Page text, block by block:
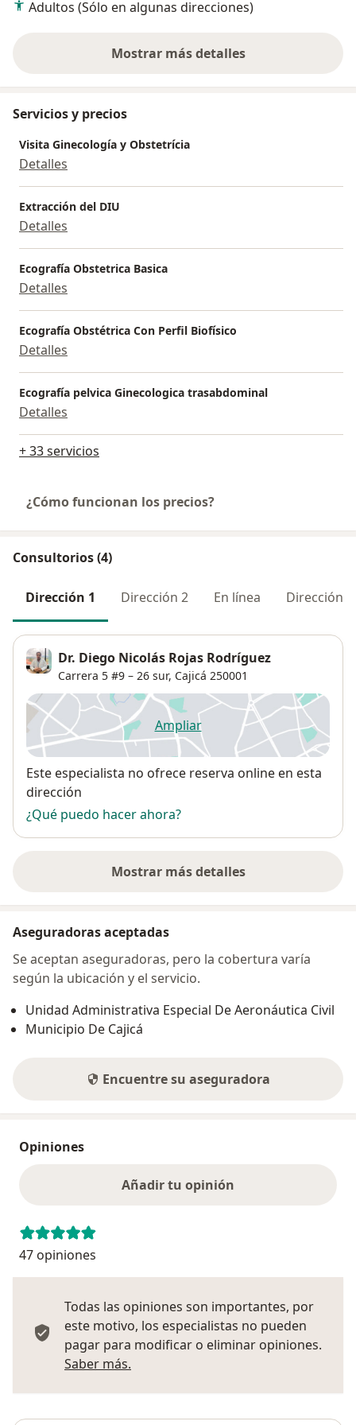
Adultos (Sólo en algunas direcciones)
Mostrar más detalles
sobre la experiencia
Servicios y precios
Visita Ginecología y Obstetrícia
Detalles
Extracción del DIU
Detalles
Ecografía Obstetrica Basica
Detalles
Ecografía Obstétrica Con Perfil Biofísico
Detalles
Ecografía pelvica Ginecologica trasabdominal
Detalles
+ 33 servicios
¿Cómo funcionan los precios?
Consultorios (4)
Dirección 1 Dirección 2 En línea Dirección 3
Dr. Diego Nicolás Rojas Rodríguez
Carrera 5 #9 – 26 sur, Cajicá 250001
Ampliarse abre en una nueva
Disponibilidad
Este especialista no ofrece reserva online en esta
dirección
¿Qué puedo hacer ahora?
Mostrar más detalles
sobre la dirección
Aseguradoras aceptadas
Se aceptan aseguradoras, pero la cobertura varía
según la ubicación y el servicio.
Unidad Administrativa Especial De Aeronáutica Civil
Municipio De Cajicá
Encuentre su aseguradora
Opiniones
Añadir tu opinión
47 opiniones
Todas las opiniones son importantes, por
este motivo, los especialistas no pueden
pagar para modificar o eliminar opiniones.
Saber más.